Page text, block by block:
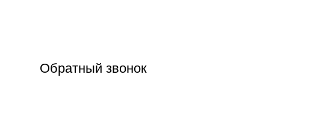
Обратный звонок